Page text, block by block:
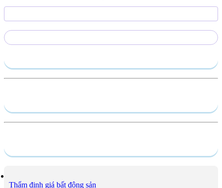
Thẩm định giá bất động sản